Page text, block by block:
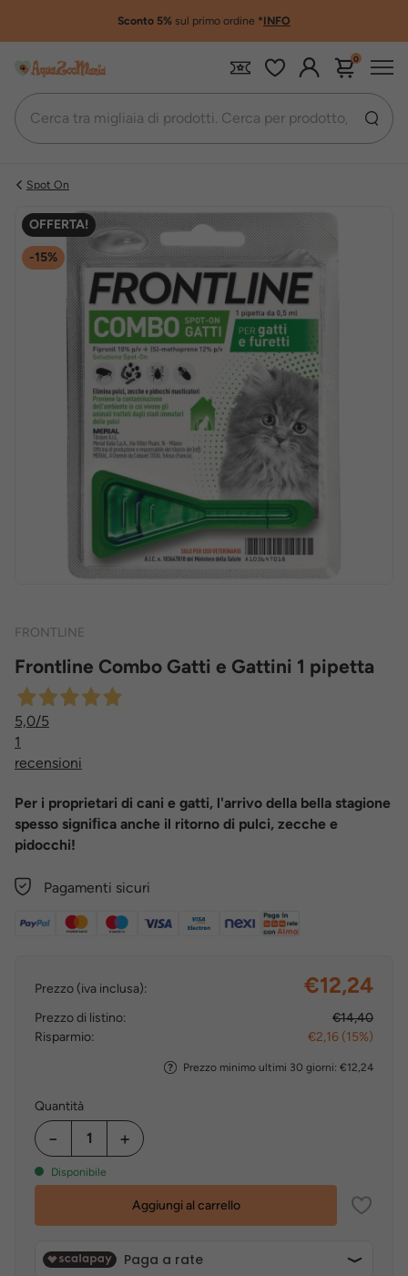
Sconto 5% sul primo ordine *INFO
0
Spot On
OFFERTA!
-15%
FRONTLINE
Frontline Combo Gatti e Gattini 1 pipetta
5,0/5
1
recensioni
Per i proprietari di cani e gatti, l'arrivo della bella stagione
spesso signiﬁca anche il ritorno di pulci, zecche e
pidocchi!
Pagamenti sicuri
Prezzo (iva inclusa): €12,24
Prezzo di listino:
€14,40
Risparmio:
€2,16 (15%)
Prezzo minimo ultimi 30 giorni: €12,24
Quantità
− +
Disponibile
Aggiungi al carrello